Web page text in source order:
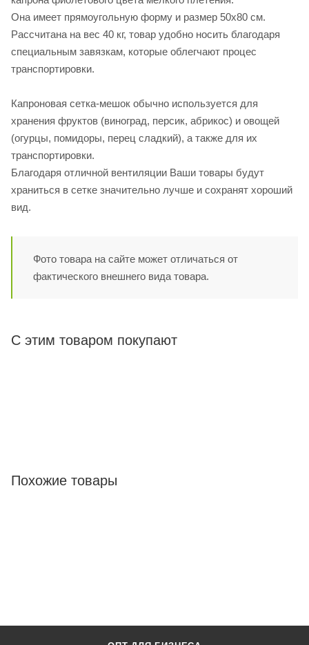
Она имеет прямоугольную форму и размер 50х80 см.
Рассчитана на вес 40 кг, товар удобно носить благодаря
специальным завязкам, которые облегчают процес
транспортировки.
Капроновая сетка-мешок обычно используется для
хранения фруктов (виноград, персик, абрикос) и овощей
(огурцы, помидоры, перец сладкий), а также для их
транспортировки.
Благодаря отличной вентиляции Ваши товары будут
храниться в сетке значительно лучше и сохранят хороший
вид.
Фото товара на сайте может отличаться от
фактического внешнего вида товара.
С этим товаром покупают
Похожие товары